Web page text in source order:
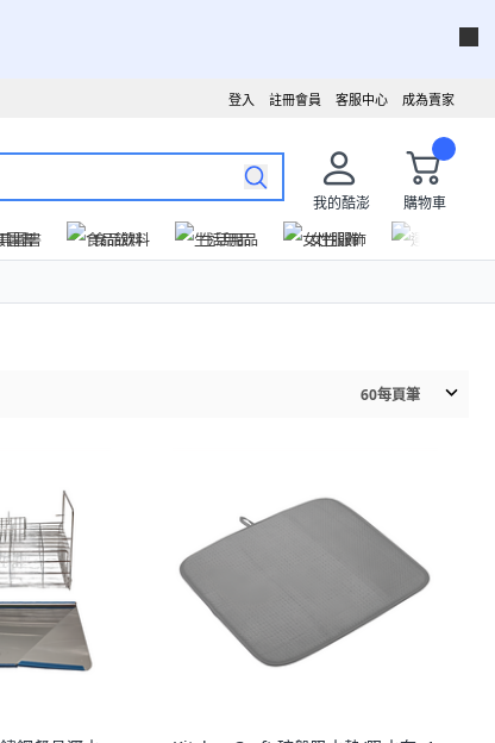
成為賣家
客服中心
註冊會員
登入
我的酷澎
購物車
圖書 食品飲料 生活用品 女性服飾
60每頁筆